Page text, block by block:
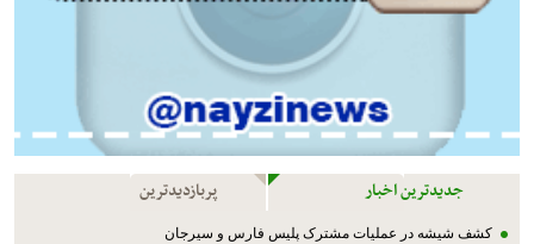
جدیدترین اخبار پربازدیدترین
کشف شیشه در عملیات مشترک پليس فارس و سیرجان